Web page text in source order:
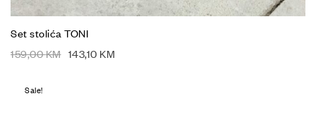
Set stolića TONI
159,00KM 143,10 KM
Sale!